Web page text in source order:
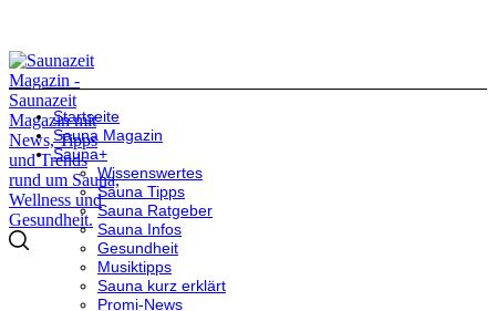
Startseite
Sauna Magazin
Sauna+
Wissenswertes
Sauna Tipps
Sauna Ratgeber
Sauna Infos
Gesundheit
Musiktipps
Sauna kurz erklärt
Promi-News